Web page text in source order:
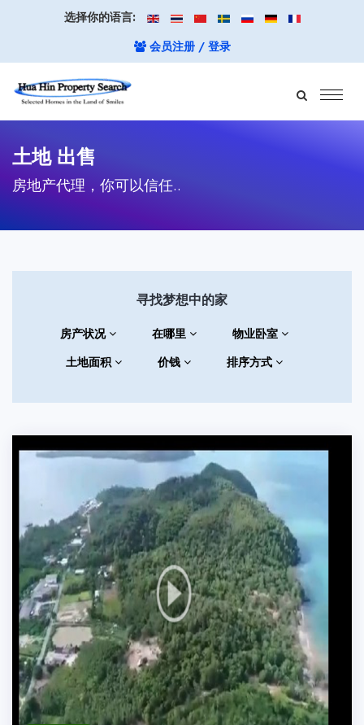
选择你的语言:
会员注册 / 登录
土地 出售
房地产代理，你可以信任..
寻找梦想中的家
房产状况 在哪里
物业卧室
土地面积
价钱 排序方式